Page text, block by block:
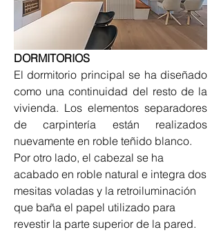
DORMITORIOS
El dormitorio principal se ha diseñado
como una continuidad del resto de la
vivienda. Los elementos separadores
de carpintería están realizados
nuevamente en roble teñido blanco.
Por otro lado, el cabezal se ha
acabado en roble natural e integra dos
mesitas voladas y la retroiluminación
que baña el papel utilizado para
revestir la parte superior de la pared.